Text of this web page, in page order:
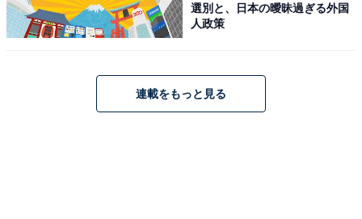
選別と、日本の曖昧過ぎる外国
人政策
連載をもっと見る